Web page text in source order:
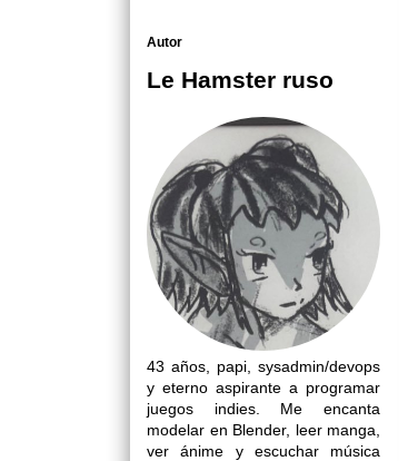
Autor
Le Hamster ruso
43 años, papi, sysadmin/devops
y eterno aspirante a programar
juegos indies. Me encanta
modelar en Blender, leer manga,
ver ánime y escuchar música